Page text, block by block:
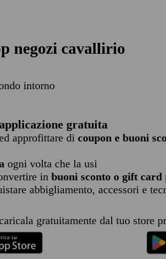
negozi cavallirio
intorno
gratuita
ed approfittare di coupon e buoni
ogni volta che la usi
in buoni sconto o gift card
abbigliamento, accessori e
gratuitamente dal tuo store